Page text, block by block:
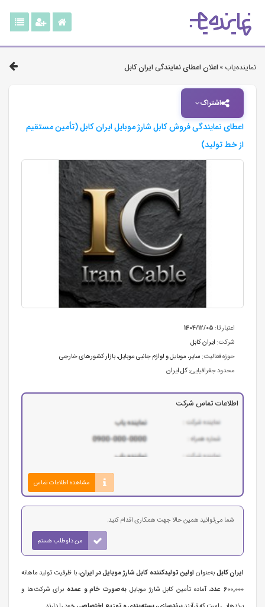
نماینده‌یاب » اعلان اعطای نمایندگی ایران کابل
اشتراک
اعطای نمایندگی فروش کابل شارژ موبایل ایران کابل (تأمین مستقیم
از خط تولید)
اعتبار تا: 1404/12/05
شرکت: ایران کابل
حوزه فعالیت: سایر، موبایل و لوازم جانبی موبایل،بازار کشورهای خارجی
محدود جغرافیایی:کل ایران
اطلاعات تماس شرکت
مشاهده اطلاعات تماس
شما می‌توانید همین حالا جهت همکاری اقدام کنید.
من داوطلب هستم
ایران کابلبه‌عنوان اولین تولیدکننده کابل شارژ موبایل در ایران، با ظرفیت تولید ماهانه
600,000 عدد
، آماده تأمین کابل شارژ موبایل به‌صورت خام و عمده برای شرکت‌ها و